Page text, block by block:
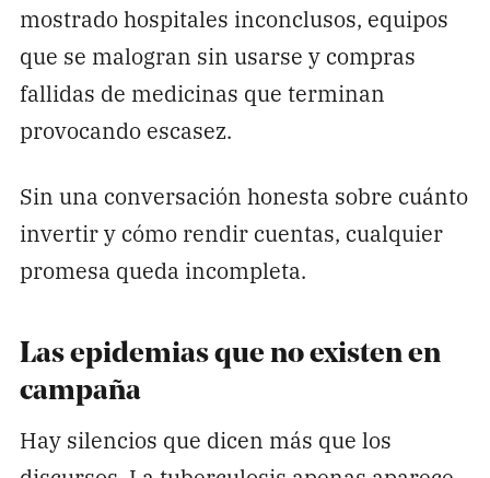
mostrado hospitales inconclusos, equipos
que se malogran sin usarse y compras
fallidas de medicinas que terminan
provocando escasez.
Sin una conversación honesta sobre cuánto
invertir y cómo rendir cuentas, cualquier
promesa queda incompleta.
Las epidemias que no existen en
campaña
Hay silencios que dicen más que los